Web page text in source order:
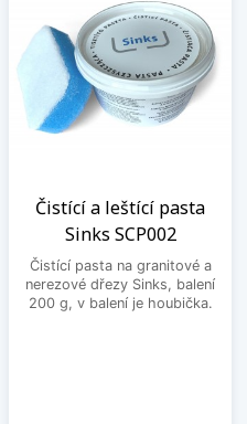
Čistící a leštící pasta
Sinks SCP002
Čistící pasta na granitové a
nerezové dřezy Sinks, balení
200 g, v balení je houbička.